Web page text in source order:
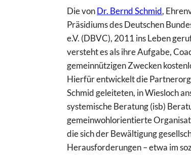
Die vonDr. Bernd Schmid,
Präsidiums des Deutschen
e.V. (DBVC), 2011 ins Leben
versteht es als ihre Aufgabe,
gemeinnützigen Zwecken
Hierfür entwickelt die
Schmid geleiteten, in Wiesloch
systemische Beratung (isb)
gemeinwohlorientierte
die sich der Bewältigung
Herausforderungen – etwa im